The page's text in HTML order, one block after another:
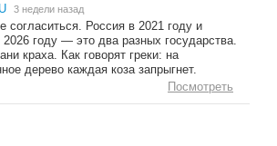
3 недели назад
согласиться. Россия в 2021 году и
2026 году — это два разных государства.
краха. Как говорят греки: на
дерево каждая коза запрыгнет.
Посмотреть